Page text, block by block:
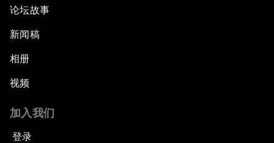
论坛故事
新闻稿
相册
视频
加入我们
登录